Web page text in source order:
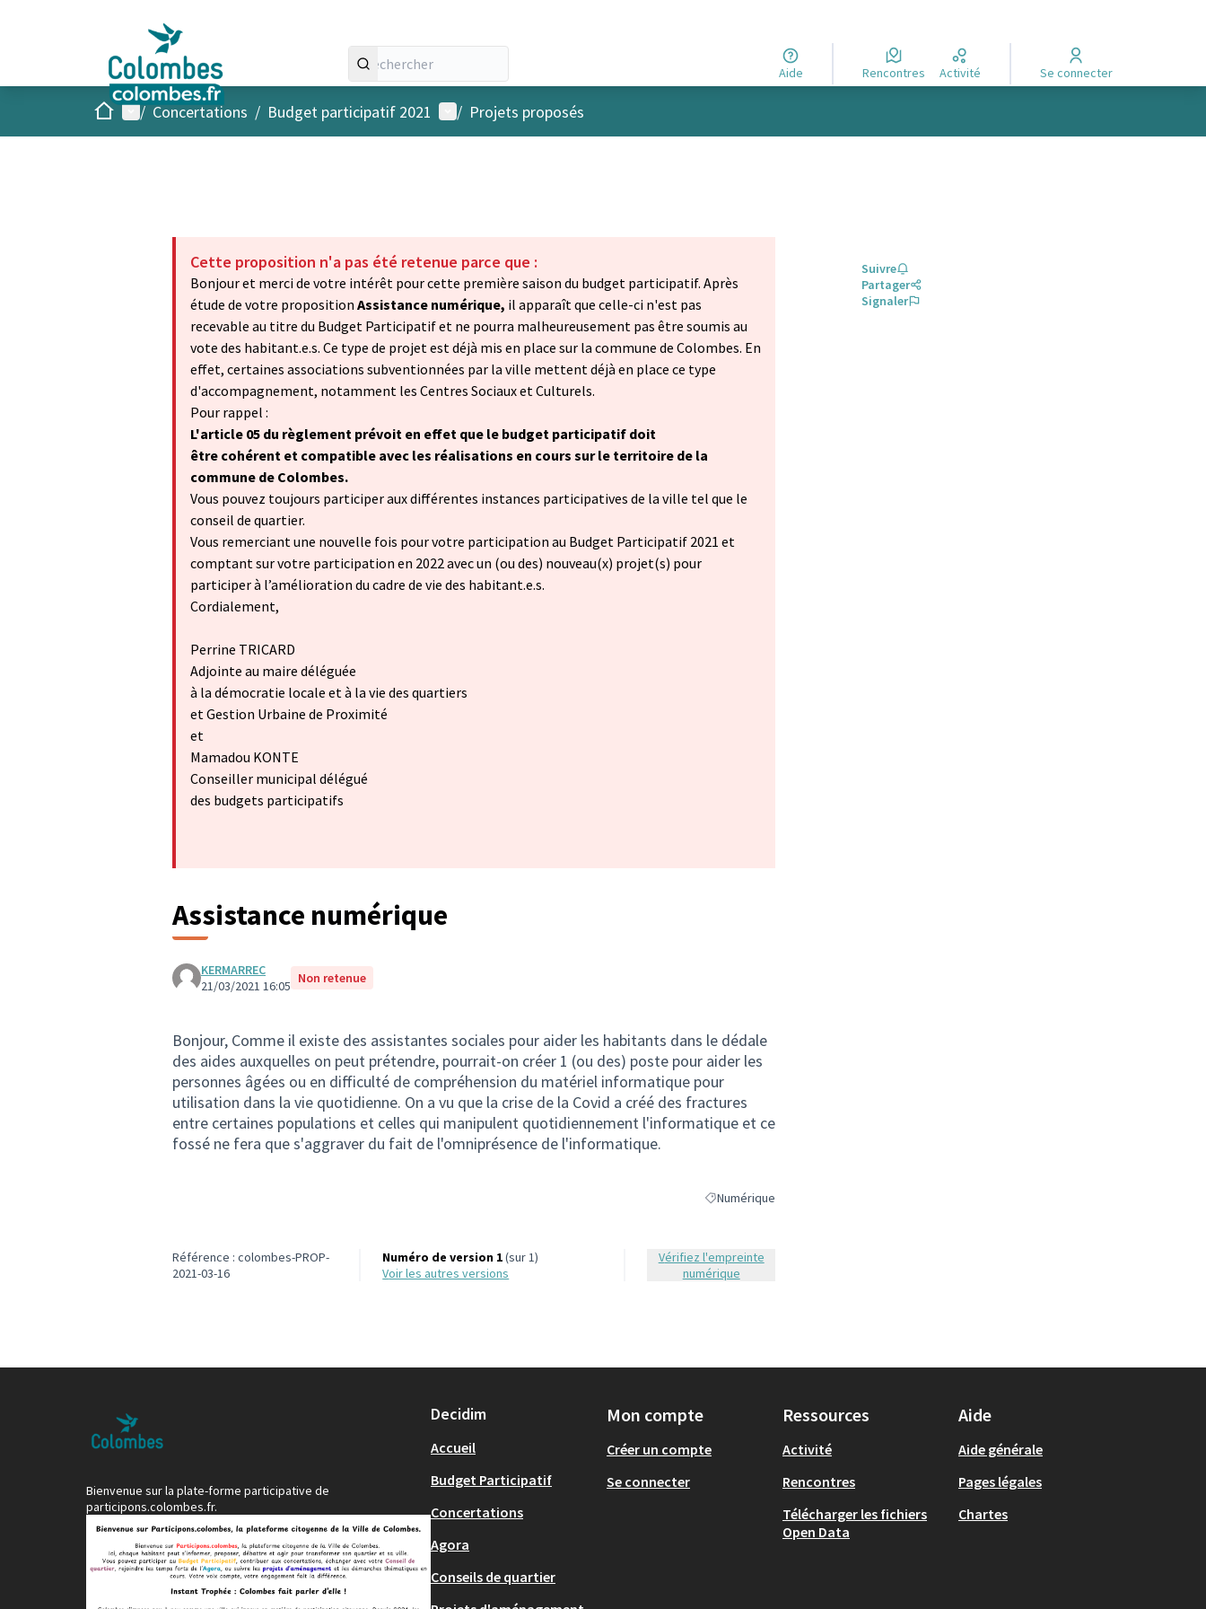
Aide Rencontres Activité Se connecter
AccueilMenu principal
/ Concertations / Budget participatif 2021 Menu utilisateur
/ Projets proposés
Cette proposition n'a pas été retenue parce que :
Bonjour et merci de votre intérêt pour cette première saison du budget participatif. Après
étude de votre proposition Assistance numérique, il apparaît que celle-ci n'est pas
recevable au titre du Budget Participatif et ne pourra malheureusement pas être soumis au
vote des habitant.e.s. Ce type de projet est déjà mis en place sur la commune de Colombes. En
effet, certaines associations subventionnées par la ville mettent déjà en place ce type
d'accompagnement, notamment les Centres Sociaux et Culturels.
Pour rappel :
L'article 05 du règlement prévoit en effet que le budget participatif doit
être cohérent et compatible avec les réalisations en cours sur le territoire de la
commune de Colombes.
Vous pouvez toujours participer aux différentes instances participatives de la ville tel que le
conseil de quartier.
Vous remerciant une nouvelle fois pour votre participation au Budget Participatif 2021 et
comptant sur votre participation en 2022 avec un (ou des) nouveau(x) projet(s) pour
participer à l’amélioration du cadre de vie des habitant.e.s.
Cordialement,
Perrine TRICARD
Adjointe au maire déléguée
à la démocratie locale et à la vie des quartiers
et Gestion Urbaine de Proximité
et
Mamadou KONTE
Conseiller municipal délégué
des budgets participatifs
Assistance numérique
KERMARREC
21/03/2021 16:05 Non retenue
Bonjour, Comme il existe des assistantes sociales pour aider les habitants dans le dédale
des aides auxquelles on peut prétendre, pourrait-on créer 1 (ou des) poste pour aider les
personnes âgées ou en difficulté de compréhension du matériel informatique pour
utilisation dans la vie quotidienne. On a vu que la crise de la Covid a créé des fractures
entre certaines populations et celles qui manipulent quotidiennement l'informatique et ce
fossé ne fera que s'aggraver du fait de l'omniprésence de l'informatique.
Filtrer les résultats de la catégorie : Numérique
Numérique
Suivre
Partager
Signaler
Référence : colombes-PROP-
2021-03-16
Numéro de version 1(sur 1)
voir les autres versions
Vérifiez l'empreinte
numérique
Bienvenue sur la plate-forme participative de
participons.colombes.fr.
Decidim
Accueil
Budget Participatif
Concertations
Agora
Conseils de quartier
Mon compte
Créer un compte
Se connecter
Ressources
Activité
Rencontres
Télécharger les fichiers
Open Data
Aide
Aide générale
Pages légales
Chartes